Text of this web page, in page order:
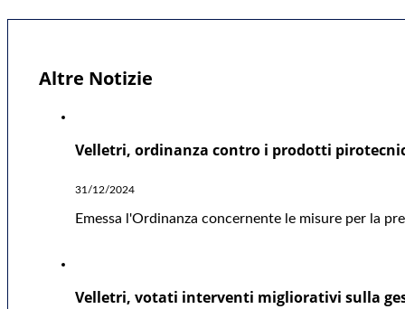
Altre Notizie
Velletri, ordinanza contro i prodotti
31/12/2024
Emessa l'Ordinanza concernente le misure per la
Velletri, votati interventi migliorativi sulla